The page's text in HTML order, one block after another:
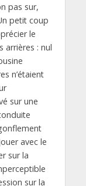
pas sur,
petit coup
le
arrières : nul
n’étaient
sur une
avec le
sur la
sur la